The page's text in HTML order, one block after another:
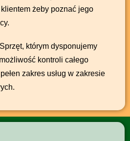
żeby poznać jego
którym dysponujemy
kontroli całego
zakres usług w zakresie